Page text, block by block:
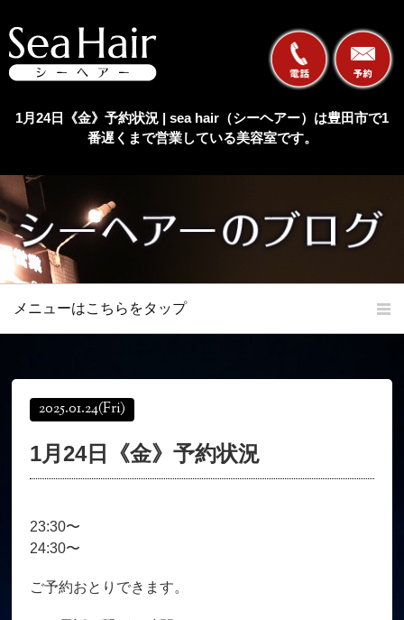
1月24日《金》予約状況 | sea hair（シーヘアー）は豊田市で1
番遅くまで営業している美容室です。
メニューはこちらをタップ
オンラインショップ
育毛コース よくある質問
お客様の声
2025.01.24(Fri)
1月24日《金》予約状況
23:30〜
24:30〜
ご予約おとりできます。